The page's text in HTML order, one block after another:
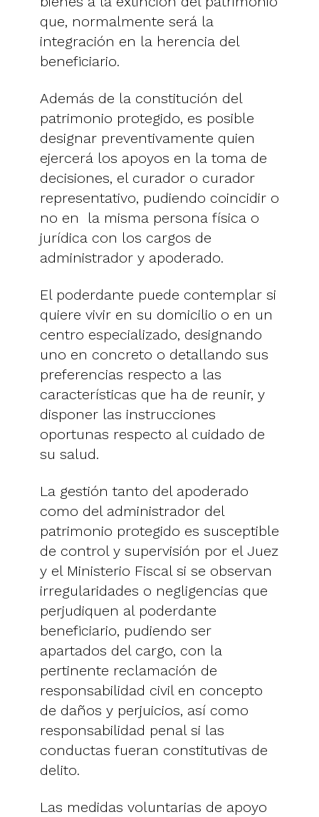
que, normalmente será la
integración en la herencia del
beneficiario.
Además de la constitución del
patrimonio protegido, es posible
designar preventivamente quien
ejercerá los apoyos en la toma de
decisiones, el curador o curador
representativo, pudiendo coincidir o
no en la misma persona física o
jurídica con los cargos de
administrador y apoderado.
El poderdante puede contemplar si
quiere vivir en su domicilio o en un
centro especializado, designando
uno en concreto o detallando sus
preferencias respecto a las
características que ha de reunir, y
disponer las instrucciones
oportunas respecto al cuidado de
su salud.
La gestión tanto del apoderado
como del administrador del
patrimonio protegido es susceptible
de control y supervisión por el Juez
y el Ministerio Fiscal si se observan
irregularidades o negligencias que
perjudiquen al poderdante
beneficiario, pudiendo ser
apartados del cargo, con la
pertinente reclamación de
responsabilidad civil en concepto
de daños y perjuicios, así como
responsabilidad penal si las
conductas fueran constitutivas de
delito.
Las medidas voluntarias de apoyo